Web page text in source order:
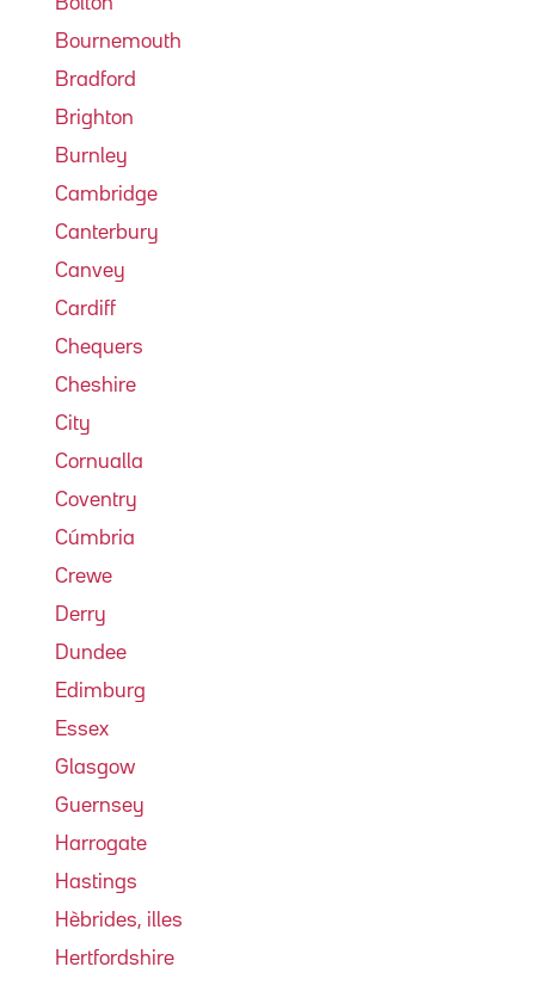
Bournemouth
Bradford
Brighton
Burnley
Cambridge
Canterbury
Canvey
Cardiff
Chequers
Cheshire
City
Cornualla
Coventry
Cúmbria
Crewe
Derry
Dundee
Edimburg
Essex
Glasgow
Guernsey
Harrogate
Hastings
Hèbrides, illes
Hertfordshire